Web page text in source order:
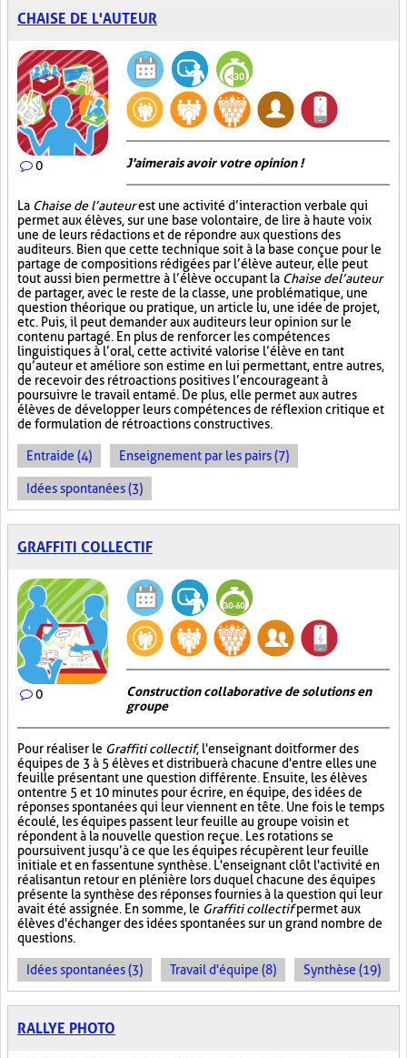
CHAISE DE L'AUTEUR
0 J'aimerais avoir votre opinion !
La Chaise de l’auteurest une activité d’interaction verbale qui
permet aux élèves, sur une base volontaire, de lire à haute voix
une de leurs rédactions et de répondre aux questions des
auditeurs. Bien que cette technique soit à la base conçue pour le
partage de compositions rédigées par l’élève auteur, elle peut
tout aussi bien permettre à l’élève occupant la Chaise de l’auteur
de partager, avec le reste de la classe, une problématique, une
question théorique ou pratique, un article lu, une idée de projet,
etc. Puis, il peut demander aux auditeurs leur opinion sur le
contenu partagé. En plus de renforcer les compétences
linguistiques à l’oral, cette activité valorise l’élève en tant
qu’auteur et améliore son estime en lui permettant, entre autres,
de recevoir des rétroactions positives l’encourageant à
poursuivre le travail entamé. De plus, elle permet aux autres
élèves de développer leurs compétences de réflexion critique et
de formulation de rétroactions constructives.
Entraide (4) Enseignement par les pairs (7)
Idées spontanées (3)
GRAFFITI COLLECTIF
0
Construction collaborative de solutions en
groupe
Pour réaliser le Graffiti collectif, l'enseignant doit former des
équipes de 3 à 5 élèves et distribuer à chacune d'entre elles une
feuille présentant une question différente. Ensuite, les élèves
ont entre 5 et 10 minutes pour écrire, en équipe, des idées de
réponses spontanées qui leur viennent en tête. Une fois le temps
écoulé, les équipes passent leur feuille au groupe voisin et
répondent à la nouvelle question reçue. Les rotations se
poursuivent jusqu’à ce que les équipes récupèrent leur feuille
initiale et en fassent une synthèse. L'enseignant clôt l'activité en
réalisant un retour en plénière lors duquel chacune des équipes
présente la synthèse des réponses fournies à la question qui leur
avait été assignée. En somme, le Graffiti collectifpermet aux
élèves d'échanger des idées spontanées sur un grand nombre de
questions.
Idées spontanées (3) Travail d'équipe (8) Synthèse (19)
RALLYE PHOTO